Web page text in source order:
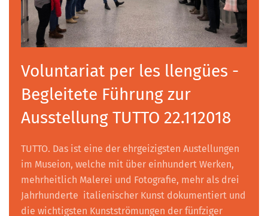
Voluntariat per les llengües -
Begleitete Führung zur
Ausstellung TUTTO 22.112018
TUTTO. Das ist eine der ehrgeizigsten Austellungen
im Museion, welche mit über einhundert Werken,
mehrheitlich Malerei und Fotografie, mehr als drei
Jahrhunderte italienischer Kunst dokumentiert und
die wichtigsten Kunstströmungen der fünfziger